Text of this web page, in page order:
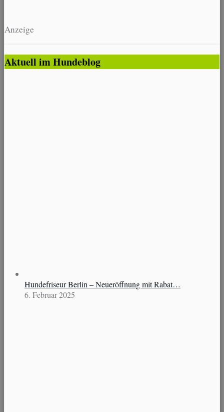
Anzeige
Aktuell im Hundeblog
Hundefriseur Berlin – Neueröffnung mit Rabat…
6. Februar 2025